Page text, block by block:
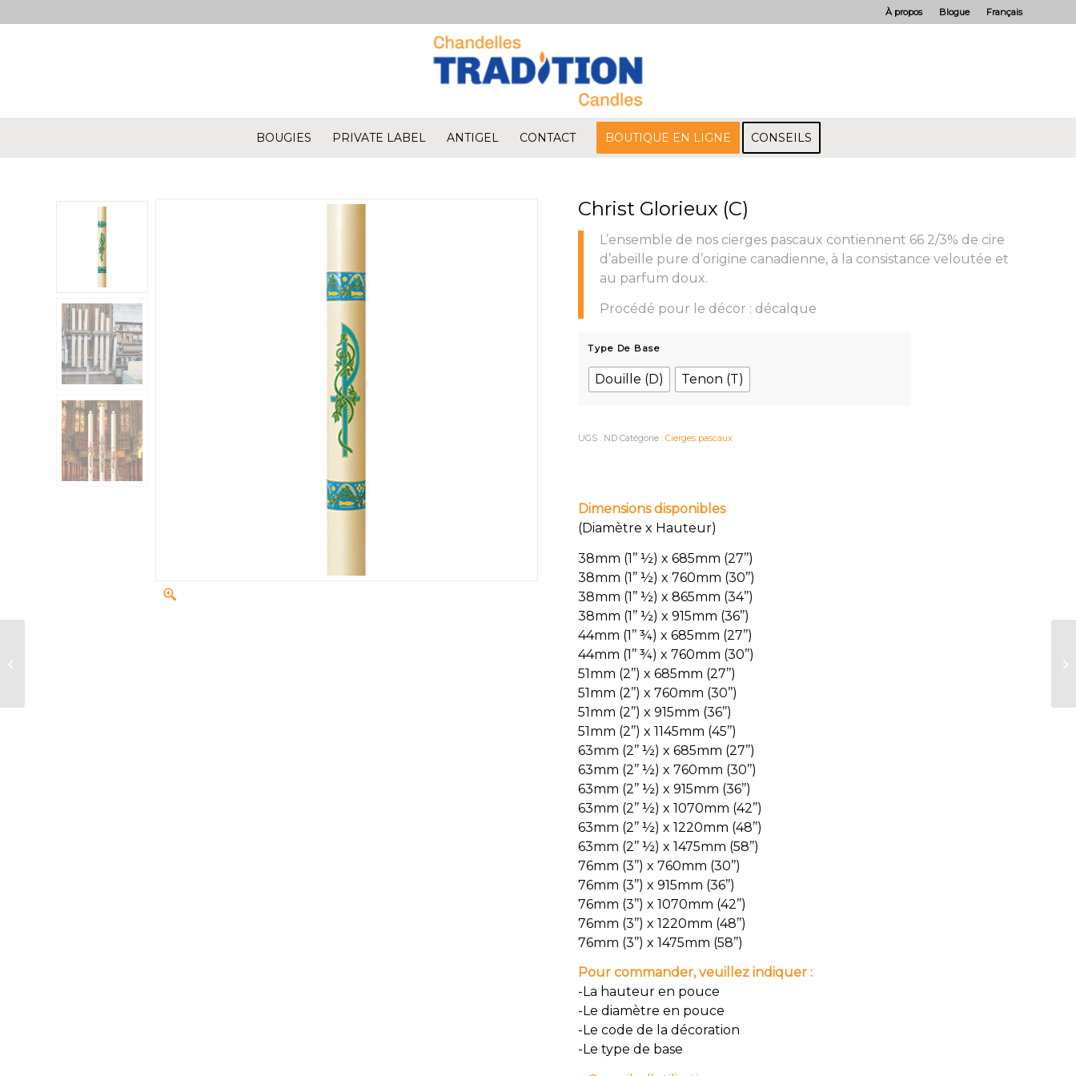
À propos Blogue Français
BOUGIES PRIVATE LABEL ANTIGEL CONTACT BOUTIQUE EN LIGNE CONSEILS
Christ Glorieux (C)
L’ensemble de nos cierges pascaux contiennent 66 2/3% de cire
d’abeille pure d’origine canadienne, à la consistance veloutée et
au parfum doux.
Procédé pour le décor : décalque
Type De Base
Douille (D) Tenon (T)
UGS : ND Catégorie : Cierges pascaux
Dimensions disponibles
(Diamètre x Hauteur)
38mm (1’’ ½) x 685mm (27’’)
38mm (1’’ ½) x 760mm (30’’)
38mm (1’’ ½) x 865mm (34’’)
38mm (1’’ ½) x 915mm (36’’)
44mm (1’’ ¾) x 685mm (27’’)
44mm (1’’ ¾) x 760mm (30’’)
51mm (2’’) x 685mm (27’’)
51mm (2’’) x 760mm (30’’)
51mm (2’’) x 915mm (36’’)
51mm (2’’) x 1145mm (45’’)
63mm (2’’ ½) x 685mm (27’’)
63mm (2’’ ½) x 760mm (30’’)
63mm (2’’ ½) x 915mm (36’’)
63mm (2’’ ½) x 1070mm (42’’)
63mm (2’’ ½) x 1220mm (48’’)
63mm (2’’ ½) x 1475mm (58’’)
76mm (3’’) x 760mm (30’’)
76mm (3’’) x 915mm (36’’)
76mm (3’’) x 1070mm (42’’)
76mm (3’’) x 1220mm (48’’)
76mm (3’’) x 1475mm (58’’)
Pour commander, veuillez indiquer :
-La hauteur en pouce
-Le diamètre en pouce
-Le code de la décoration
-Le type de base